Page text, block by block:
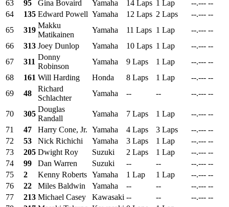
63
95 Gina Bovaird Yamaha 14 Laps 1 Lap --.--- --
64
135 Edward Powell Yamaha 12 Laps 2 Laps --.--- --
65
319
Makku
Matikainen
Yamaha 11 Laps 1 Lap --.--- --
66
313 Joey Dunlop Yamaha 10 Laps 1 Lap --.--- --
67
311
Donny
Robinson
Yamaha 9 Laps 1 Lap --.--- --
68
161 Will Harding Honda 8 Laps 1 Lap --.--- --
69
48
Richard
Schlachter
Yamaha -- -- --.--- --
70 305
Douglas
Randall
Yamaha 7 Laps 1 Lap --.--- --
71
47 Harry Cone, Jr. Yamaha 4 Laps 3 Laps --.--- --
72
53 Nick Richichi Yamaha 3 Laps 1 Lap --.--- --
73
205 Dwight Roy Suzuki 2 Laps 1 Lap --.--- --
74
99 Dan Warren Suzuki -- -- --.--- --
75
2 Kenny Roberts Yamaha 1 Lap 1 Lap --.--- --
76
22 Miles Baldwin Yamaha -- -- --.--- --
77
213 Michael Casey Kawasaki -- -- --.--- --